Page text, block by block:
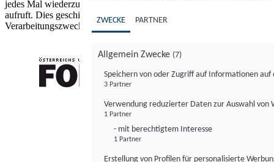
jedes Mal wiederzuerkennen, wenn es eine App oder einer Webseite
aufruft. Dies geschieht für einen oder mehrere der hier aufgeführten
Verarbeitungszwecke.
ZWECKE PARTNER
Allgemein Zwecke (7)
Speichern von oder Zugriff auf Informationen auf
3 Partner
Verwendung reduzierter Daten zur Auswahl von
1 Partner
- mit berechtigtem Interesse
1 Partner
Erstellung von Profilen für personalisierte
FONDS professionell